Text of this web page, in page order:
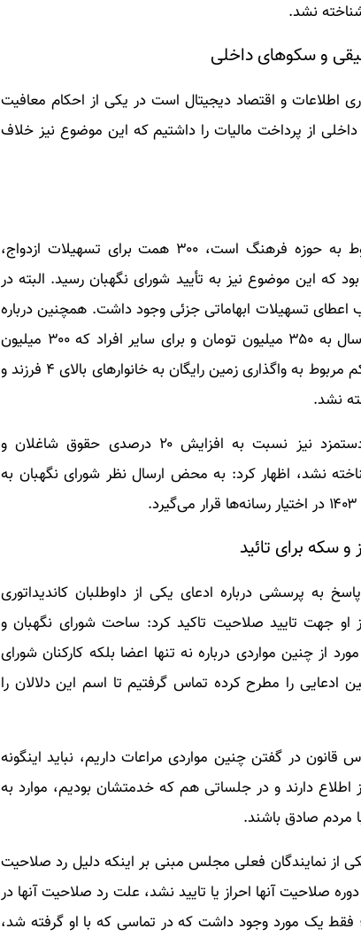
نشد.
و سکوهای داخلی
۱۱ نیز که مربوط به فناوری اطلاعات و اقتصاد دیجیتال است در یکی از احکام معافیت
از پرداخت مالیات را داشتیم که این موضوع نیز خلاف
سخنگوی شورای نگهبان ادامه داد: در تبصره ۱۳ که مربوط به حوزه فرهنگ است، ۳۰۰ همت برای تسهیلات ازدواج،
این موضوع نیز به تأیید شورای نگهبان رسید. البته در
تسهیلات ابهاماتی جزئی وجود داشت. همچنین درباره
افزایش وام ازدواج برای زوج زیر ۲۵ سال و زوجه زیر ۲۳ سال به ۳۵۰ میلیون تومان و برای سایر افراد که ۳۰۰ میلیون
تومان است خلاف قانون اساسی شناخته نشد. همچنین حکم مربوط به واگذاری زمین رایگان به خانوارهای بالای ۴ فرزند و
طحان نظیف با بیان اینکه در خصوص بحث حقوق و دستمزد نیز نسبت به افزایش ۲۰ درصدی حقوق شاغلان و
نشد، اظهار کرد: به محض ارسال نظر شورای نگهبان به
و سکه برای تائید
پرسشی درباره ادعای یکی از داوطلبان کاندیداتوری
جهت تایید صلاحیت تاکید کرد: ساحت شورای نگهبان و
از چنین مواردی درباره نه تنها اعضا بلکه کارکنان شورای
ادعایی را مطرح کرده تماس گرفتیم تا اسم این دلالان را
در گفتن چنین مواردی مراعات داریم، نباید اینگونه
دارند و در جلساتی هم که خدمتشان بودیم، موارد به
مردم صادق باشند.
از نمایندگان فعلی مجلس مبنی بر اینکه دلیل رد صلاحیت
صلاحیت آنها احراز یا تایید نشد، علت رد صلاحیت آنها در
یک مورد وجود داشت که در تماسی که با او گرفته شد،